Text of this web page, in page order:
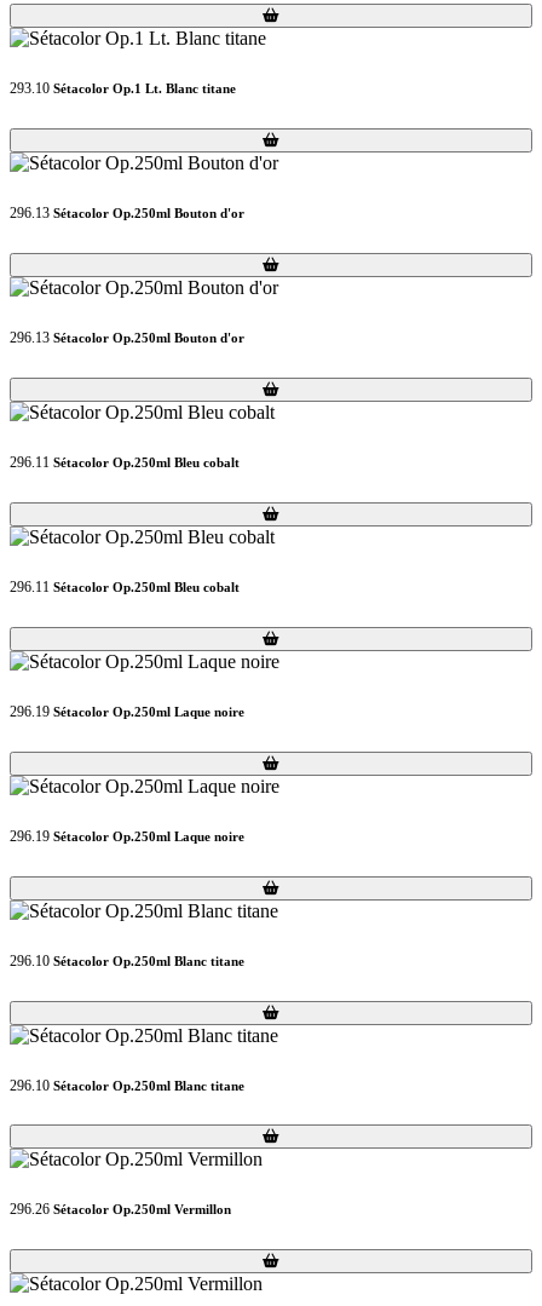
Loading...
Loading...
293.10 Sétacolor Op.1 Lt. Blanc titane
Loading...
Loading...
296.13 Sétacolor Op.250ml Bouton d'or
Loading...
Loading...
296.13 Sétacolor Op.250ml Bouton d'or
Loading...
Loading...
296.11 Sétacolor Op.250ml Bleu cobalt
Loading...
Loading...
296.11 Sétacolor Op.250ml Bleu cobalt
Loading...
Loading...
296.19 Sétacolor Op.250ml Laque noire
Loading...
Loading...
296.19 Sétacolor Op.250ml Laque noire
Loading...
Loading...
296.10 Sétacolor Op.250ml Blanc titane
Loading...
Loading...
296.10 Sétacolor Op.250ml Blanc titane
Loading...
Loading...
296.26 Sétacolor Op.250ml Vermillon
Loading...
Loading...